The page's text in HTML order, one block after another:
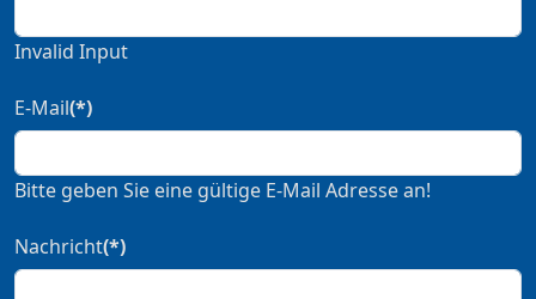
Invalid Input
E-Mail(*)
Bitte geben Sie eine gültige E-Mail Adresse an!
Nachricht(*)